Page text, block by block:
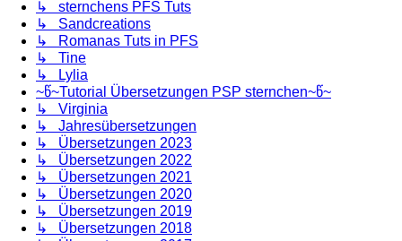
↳ sternchens PFS Tuts
↳ Sandcreations
↳ Romanas Tuts in PFS
↳ Tine
↳ Lylia
~წ~Tutorial Übersetzungen PSP sternchen~წ~
↳ Virginia
↳ Jahresübersetzungen
↳ Übersetzungen 2023
↳ Übersetzungen 2022
↳ Übersetzungen 2021
↳ Übersetzungen 2020
↳ Übersetzungen 2019
↳ Übersetzungen 2018